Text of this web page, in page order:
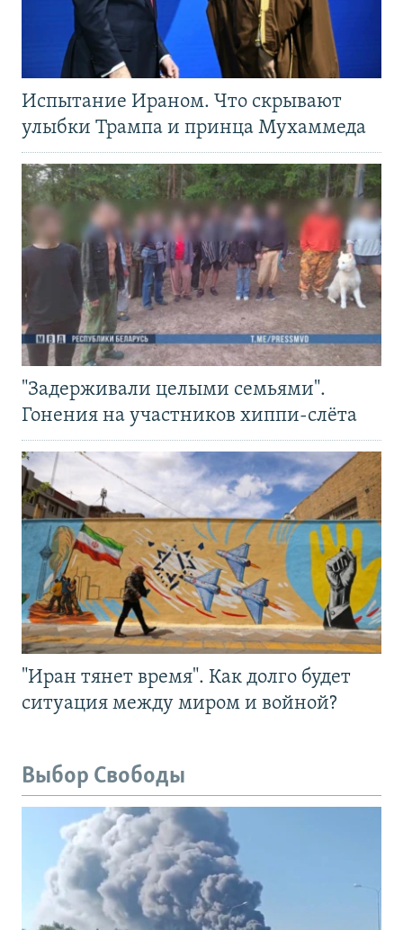
Испытание Ираном. Что скрывают
улыбки Трампа и принца Мухаммеда
"Задерживали целыми семьями".
Гонения на участников хиппи-слёта
"Иран тянет время". Как долго будет
ситуация между миром и войной?
Выбор Свободы